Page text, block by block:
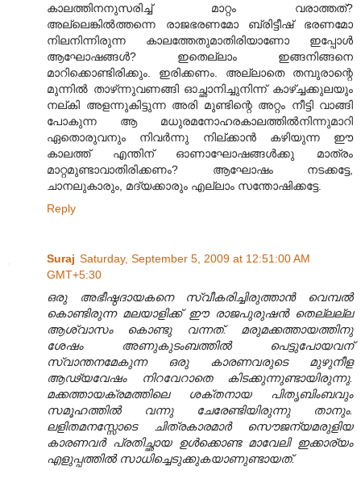
കാലത്തിനനുസരിച്ച്‌ മാറ്റം വരാത്തത്‌?
അല്ലെങ്കില്‍ത്തന്നെ രാജഭരണമോ ബ്രിട്ടീഷ്‌ ഭരണമോ
നിലനിന്നിരുന്ന കാലത്തേതുമാതിരിയാണോ ഇപ്പോള്‍
ആഘോഷങ്ങള്‍? ഇതെല്ലാം ഇങ്ങനിങ്ങനെ
മാറിക്കൊണ്ടിരിക്കും. ഇരിക്കണം. അല്ലാതെ തമ്പുരാന്റെ
മുന്നില്‍ താഴ്‌ന്നുവണങ്ങി ഓച്ഛാനിച്ചുനിന്ന് കാഴ്ച്ചക്കുലയും
നല്‌കി അളന്നുകിട്ടുന്ന അരി മുണ്ടിന്റെ അറ്റം നീട്ടി വാങ്ങി
പോകുന്ന ആ മധുരമനോഹരകാലത്തില്‍നിന്നുമാറി
ഏതൊരുവനും നിവര്‍ന്നു നില്‌ക്കാന്‍ കഴിയുന്ന ഈ
കാലത്ത്‌ എന്തിന്‌ ഓണാഘോഷങ്ങള്‍ക്കു മാത്രം
മാറ്റമുണ്ടാവാതിരിക്കണം? ആഘോഷം നടക്കട്ടേ,
ചാനലുകാരും, മദ്യക്കാരും എല്ലാം സന്തോഷിക്കട്ടേ.
Reply
Suraj Saturday, September 5, 2009 at 12:51:00 AM
GMT+5:30
ഒരു അഭീഷ്ഠദായകനെ സ്വീകരിച്ചിരുത്താൻ വെമ്പൽ
കൊണ്ടിരുന്ന മലയാളിക്ക് ഈ രാജപുരുഷൻ തെല്ലല്ല
ആശ്വാസം കൊണ്ടു വന്നത്. മരുമക്കത്തായത്തിനു
ശേഷം അണുകുടംബത്തിൽ പെട്ടുപോയവന്
സ്വാന്തനമേകുന്ന ഒരു കാരണവരുടെ മുഴുനീള
ആഢ്യവേഷം നിറവേറാതെ കിടക്കുന്നുണ്ടായിരുന്നു.
മക്കത്തായക്രമത്തിലെ ശക്തനായ പിതൃബിംബവും
സമൂഹത്തിൽ വന്നു ചേരേണ്ടിയിരുന്നു താനും.
ലളിതമനസ്സോടെ ചിത്രകാരമാർ സൌജന്യമരുളിയ
കാരണവർ പ്രതിച്ഛായ ഉൾക്കൊണ്ട മാവേലി ഇക്കാര്യം
എളുപ്പത്തിൽ സാധിച്ചെടുക്കുകയാണുണ്ടായത്.